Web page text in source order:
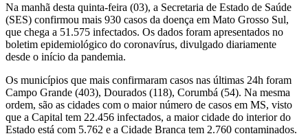
Na manhã desta quinta-feira (03), a Secretaria de Estado de Saúde
(SES) confirmou mais 930 casos da doença em Mato Grosso Sul,
que chega a 51.575 infectados. Os dados foram apresentados no
boletim epidemiológico do coronavírus, divulgado diariamente
desde o início da pandemia.
Os municípios que mais confirmaram casos nas últimas 24h foram
Campo Grande (403), Dourados (118), Corumbá (54). Na mesma
ordem, são as cidades com o maior número de casos em MS, visto
que a Capital tem 22.456 infectados, a maior cidade do interior do
Estado está com 5.762 e a Cidade Branca tem 2.760 contaminados.